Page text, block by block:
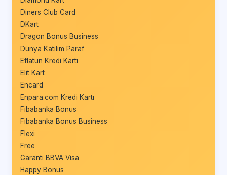
Diners Club Card
DKart
Dragon Bonus Business
Dünya Katılım Paraf
Eflatun Kredi Kartı
Elit Kart
Encard
Enpara.com Kredi Kartı
Fibabanka Bonus
Fibabanka Bonus Business
Flexi
Free
Garanti BBVA Visa
Happy Bonus